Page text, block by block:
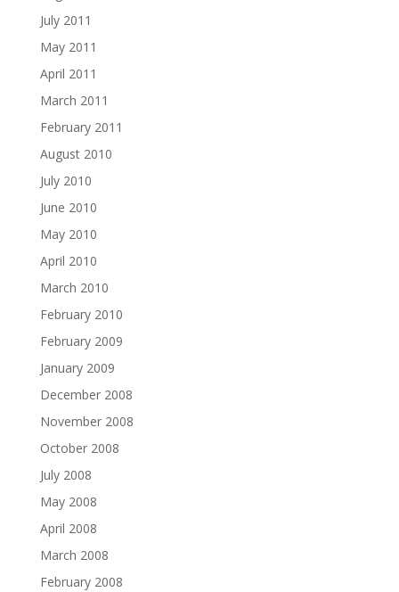
July 2011
May 2011
April 2011
March 2011
February 2011
August 2010
July 2010
June 2010
May 2010
April 2010
March 2010
February 2010
February 2009
January 2009
December 2008
November 2008
October 2008
July 2008
May 2008
April 2008
March 2008
February 2008